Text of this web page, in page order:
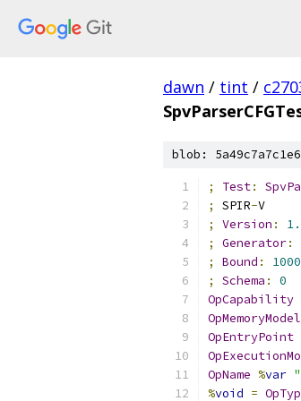
dawn / tint /
blob:
; Test:
;
SPIR-V
;
Version :
;
Generator:
;
Bound :
1000
;
Schema :
0
OpCapability
OpMemoryModel
OpEntryPoint
OpName %var
%void =